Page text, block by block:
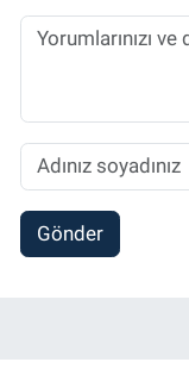
Gönder